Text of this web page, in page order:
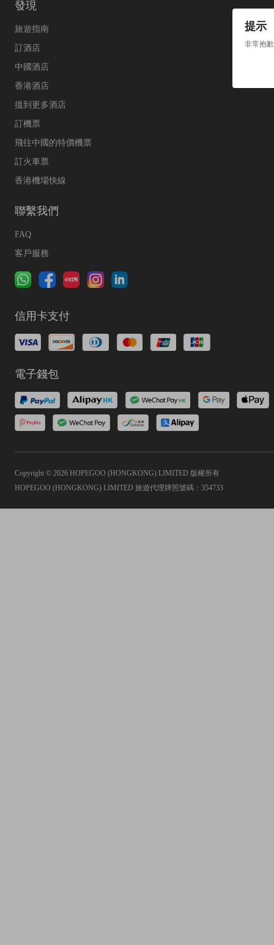
提示
非常抱
發現
旅遊指南
訂酒店
中國酒店
香港酒店
搵到更多酒店
訂機票
飛往中國的特價機票
訂火車票
香港機場快線
聯繫我們
FAQ
客戶服務
信用卡支付
電子錢包
Copyright © 2026 HOPEGOO (HONGKONG) LIMITED 版權所有
HOPEGOO (HONGKONG) LIMITED 旅遊代理牌照號碼：354733